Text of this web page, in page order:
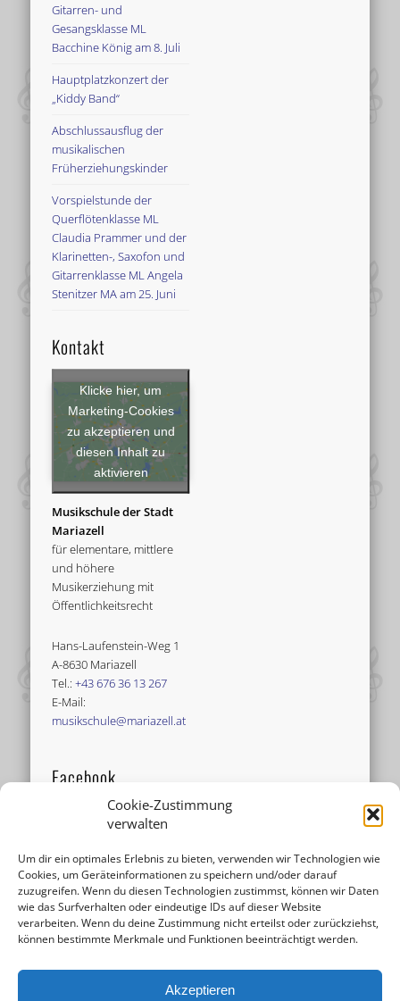
Cookie-Zustimmung
verwalten
Um dir ein optimales Erlebnis zu bieten, verwenden wir Technologien wie
Cookies, um Geräteinformationen zu speichern und/oder darauf
zuzugreifen. Wenn du diesen Technologien zustimmst, können wir Daten
wie das Surfverhalten oder eindeutige IDs auf dieser Website
verarbeiten. Wenn du deine Zustimmung nicht erteilst oder zurückziehst,
können bestimmte Merkmale und Funktionen beeinträchtigt werden.
Akzeptieren
Gitarren- und
Gesangsklasse ML
Bacchine König am 8. Juli
Hauptplatzkonzert der
„Kiddy Band“
Abschlussausflug der
musikalischen
Früherziehungskinder
Vorspielstunde der
Querflötenklasse ML
Claudia Prammer und der
Klarinetten-, Saxofon und
Gitarrenklasse ML Angela
Stenitzer MA am 25. Juni
Kontakt
Klicke hier, um
Marketing-Cookies
zu akzeptieren und
diesen Inhalt zu
aktivieren
Musikschule der Stadt
Mariazell
für elementare, mittlere
und höhere
Musikerziehung mit
Öffentlichkeitsrecht
Hans-Laufenstein-Weg 1
A-8630 Mariazell
Tel.:+43 676 36 13 267
E-Mail:
musikschule@mariazell.at
Facebook